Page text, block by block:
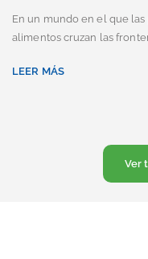
En un mundo en el que
alimentos cruzan las
LEER MÁS
Ver